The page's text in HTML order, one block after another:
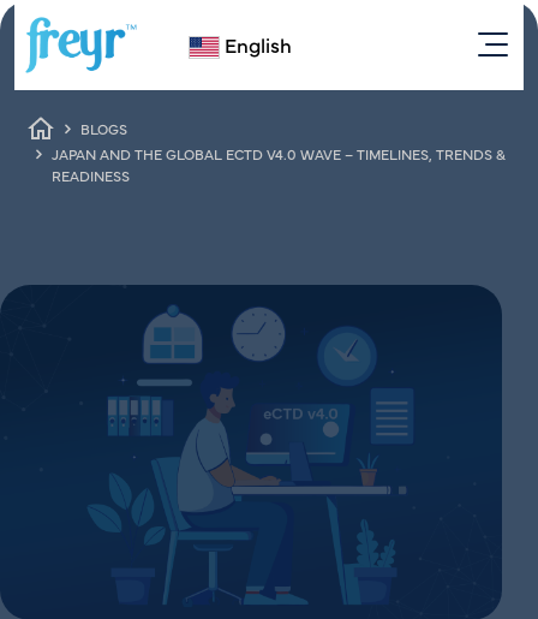
Skip to main content
English
Breadcrumb
BLOGS
JAPAN AND THE GLOBAL ECTD V4.0 WAVE – TIMELINES, TRENDS &
READINESS
Japan and the Global eCTD